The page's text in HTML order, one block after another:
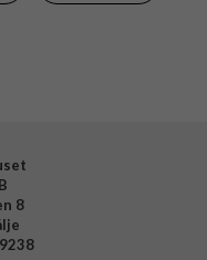
8